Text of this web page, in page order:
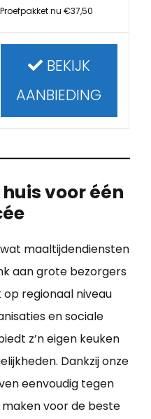
Proefpakket nu €37,50
BEKIJK
AANBIEDING
voor één
maaltijdendiensten
aan grote bezorgers
op regionaal niveau
en sociale
z’n eigen keuken
Dankzij onze
eenvoudig tegen
voor de beste